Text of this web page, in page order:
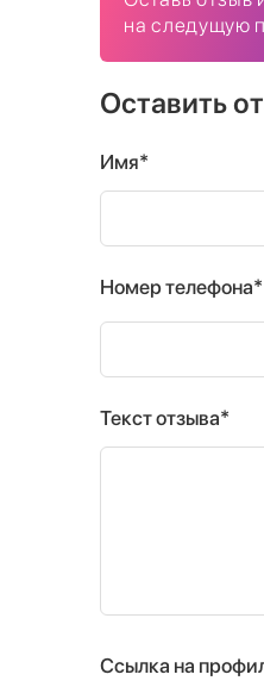
на следущую
Оставить
Имя*
Номер телефона*
Текст отзыва*
Ссылка на